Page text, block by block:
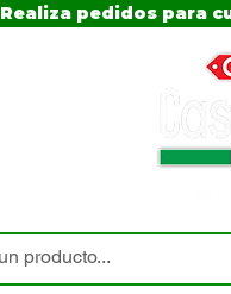
Realiza pedidos para